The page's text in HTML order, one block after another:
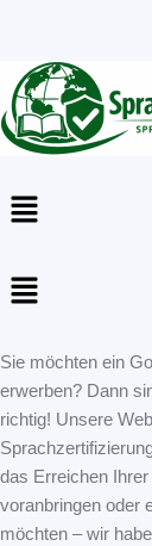
Menu
Menu
Sie möchten ein
erwerben? Dann
richtig! Unsere
das Erreichen
voranbringen oder
möchten – wir